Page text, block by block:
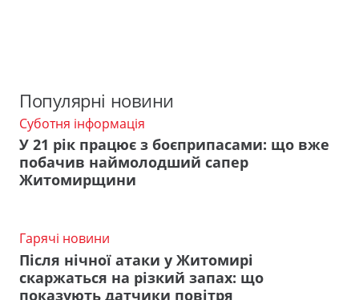
Популярні новини
Суботня інформація
У 21 рік працює з боєприпасами: що вже
побачив наймолодший сапер
Житомирщини
Гарячі новини
Після нічної атаки у Житомирі
скаржаться на різкий запах: що
показують датчики повітря